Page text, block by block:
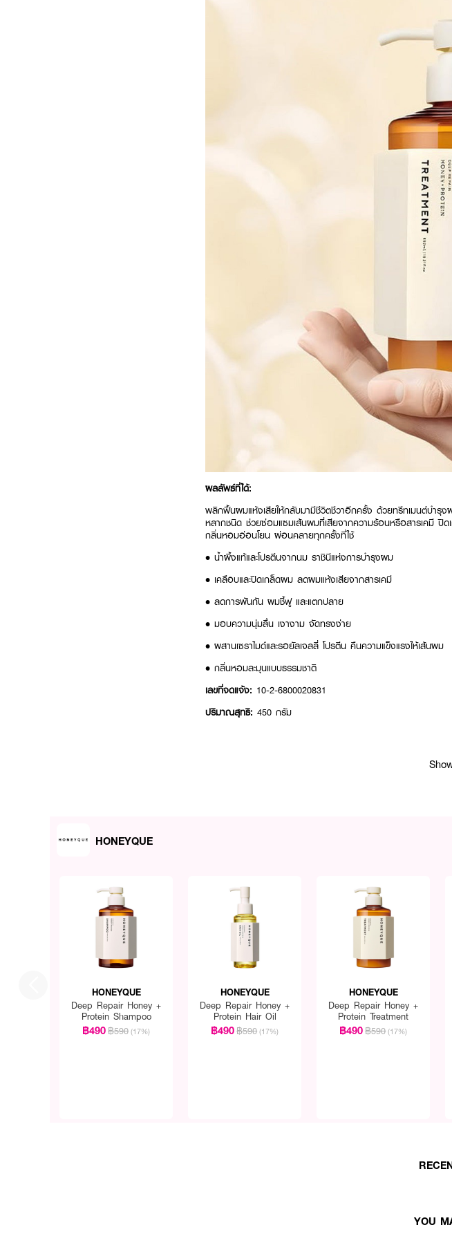
ผลลัพธ์ที่ได้:
พลิกฟื้นผมแห้งเสียให้กลับมามีชีวิตชีวาอีกครั้ง ด้วยทรีทเมนต์บำรุ
หลากชนิด ช่วยซ่อมแซมเส้นผมที่เสียจากความร้อนหรือสารเคมี
กลิ่นหอมอ่อนโยน ผ่อนคลายทุกครั้งที่ใช้
• น้ำผึ้งแท้และโปรตีนจากนม ราชินีแห่งการบำรุงผม
• เคลือบและปิดเกล็ดผม ลดผมแห้งเสียจากสารเคมี
• ลดการพันกัน ผมชี้ฟู และแตกปลาย
• มอบความนุ่มลื่น เงางาม จัดทรงง่าย
• ผสานเซราไมด์และรอยัลเจลลี่ โปรตีน คืนความแข็งแรงให้เส้นผม
• กลิ่นหอมละมุนแบบธรรมชาติ
เลขที่จดแจ้ง: 10-2-6800020831
ปริมาณสุทธิ: 450 กรัม
HONEYQUE
HONEYQUE
Deep Repair Honey +
Protein Shampoo
฿490฿590 (17%)
HONEYQUE
Deep Repair Honey +
Protein Hair Oil
฿490฿590 (17%)
HONEYQUE
Deep Repair Honey +
Protein Treatment
฿490฿590 (17%)
YOU